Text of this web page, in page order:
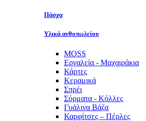
Πάσχα
Υλικά ανθοπωλείου
MOSS
Εργαλεία - Μαχαιράκια
Κάρτες
Κεραμικά
Σπρέι
Σύρματα - Κόλλες
Γυάλινα Βάζα
Καρφίτσες – Πέρλες